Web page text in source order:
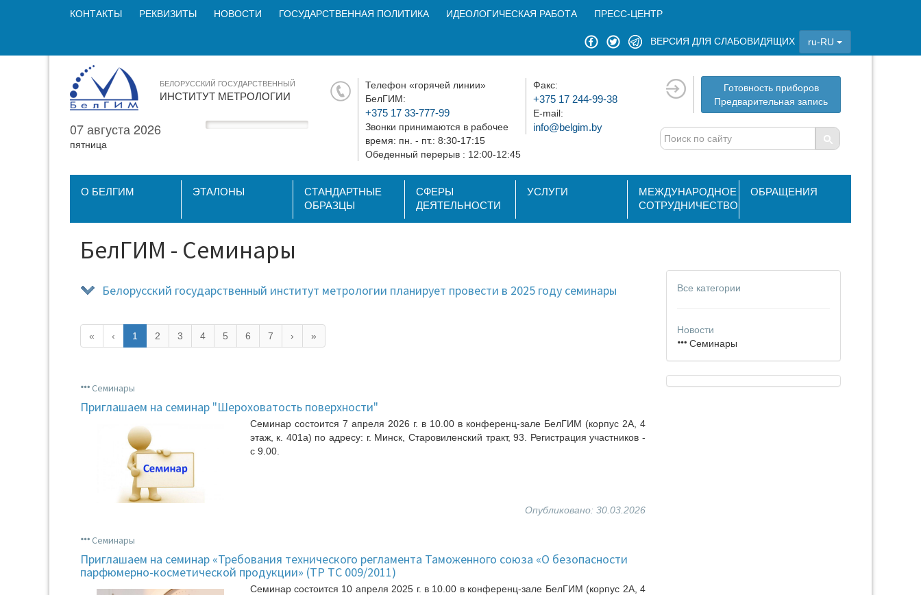
КОНТАКТЫ РЕКВИЗИТЫ НОВОСТИ ГОСУДАРСТВЕННАЯ ПОЛИТИКА ИДЕОЛОГИЧЕСКАЯ РАБОТА ПРЕСС-ЦЕНТР
ВЕРСИЯ ДЛЯ СЛАБОВИДЯЩИХ ru-RU
БЕЛОРУССКИЙ ГОСУДАРСТВЕННЫЙ
ИНСТИТУТ МЕТРОЛОГИИ
07 августа 2026
пятница
Телефон «горячей линии»
БелГИМ:
+375 17 33-777-99
Звонки принимаются в рабочее
время: пн. - пт.: 8:30-17:15
Обеденный перерыв : 12:00-12:45
Факс:
+375 17 244-99-38
E-mail:
info@belgim.by
Готовность приборов
Предварительная запись
О БЕЛГИМ ЭТАЛОНЫ
СТАНДАРТНЫЕ
ОБРАЗЦЫ
СФЕРЫ
ДЕЯТЕЛЬНОСТИ
УСЛУГИ
МЕЖДУНАРОДНОЕ
СОТРУДНИЧЕСТВО
ОБРАЩЕНИЯ
БелГИМ - Семинары
Белорусский государственный институт метрологии планирует провести в 2025 году семинары
« ‹ 1 2 3 4 5 6 7 › »
Семинары
Приглашаем на семинар "Шероховатость поверхности"
Семинар состоится 7 апреля 2026 г. в 10.00 в конференц-зале БелГИМ (корпус 2А, 4
этаж, к. 401а) по адресу: г. Минск, Старовиленский тракт, 93. Регистрация участников -
с 9.00.
Опубликовано: 30.03.2026
Семинары
Приглашаем на семинар «Требования технического регламента Таможенного союза «О безопасности
парфюмерно-косметической продукции» (ТР ТС 009/2011)
Семинар состоится 10 апреля 2025 г. в 10.00 в конференц-зале БелГИМ (корпус 2А, 4
Все категории
Новости
Семинары